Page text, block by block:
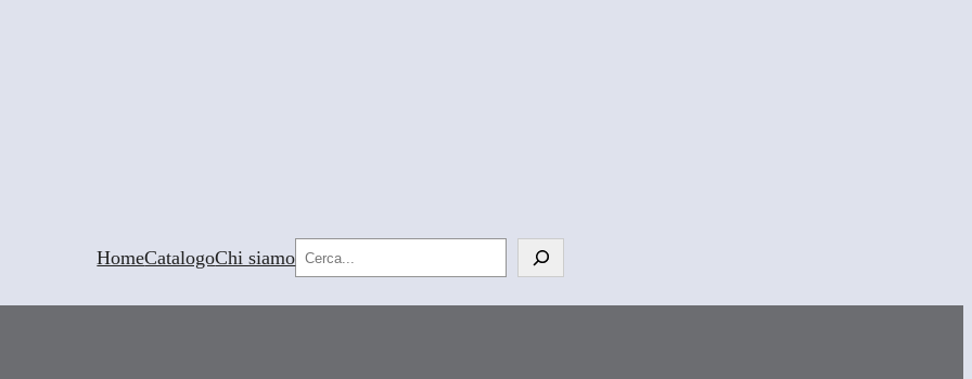
HomeCatalogoChi siamoCerca